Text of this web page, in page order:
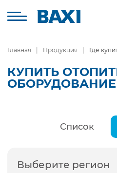
Главная Продукция Где
КУПИТЬ
ОБОРУДОВАНИЕ
Список
Выберите регион